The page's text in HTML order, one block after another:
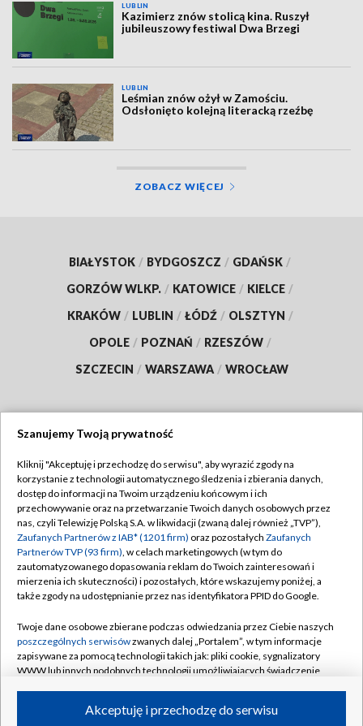
LUBLIN
Kazimierz znów stolicą kina. Ruszył
jubileuszowy festiwal Dwa Brzegi
LUBLIN
Leśmian znów ożył w Zamościu.
Odsłonięto kolejną literacką rzeźbę
ZOBACZ WIĘCEJ
BIAŁYSTOK / BYDGOSZCZ / GDAŃSK /
GORZÓW WLKP. / KATOWICE / KIELCE /
KRAKÓW / LUBLIN / ŁÓDŹ / OLSZTYN /
OPOLE / POZNAŃ / RZESZÓW /
SZCZECIN / WARSZAWA / WROCŁAW
TVP
Abonament TVP
Emisja w TVP
Centrum informacji TVP
Naziemna Telewizja Cyfrowa
Rada Programowa
System NOS
Informacje o nadawcy
Program dla prasy
Regulamin TVP
Polityka prywatności
Moje zgody
Pomoc
Kontakt
Kanały
Szanujemy Twoją prywatność
Kliknij "Akceptuję i przechodzę do serwisu", aby wyrazić zgody na
korzystanie z technologii automatycznego śledzenia i zbierania danych,
dostęp do informacji na Twoim urządzeniu końcowym i ich
przechowywanie oraz na przetwarzanie Twoich danych osobowych przez
nas, czyli Telewizję Polską S.A. w likwidacji (zwaną dalej również „TVP”),
Zaufanych Partnerów z IAB* (1201 firm) oraz pozostałych Zaufanych
Partnerów TVP (93 firm), w celach marketingowych (w tym do
zautomatyzowanego dopasowania reklam do Twoich zainteresowań i
mierzenia ich skuteczności) i pozostałych, które wskazujemy poniżej, a
także zgody na udostępnianie przez nas identyfikatora PPID do Google.
Twoje dane osobowe zbierane podczas odwiedzania przez Ciebie naszych
poszczególnych serwisówzwanych dalej „Portalem”, w tym informacje
zapisywane za pomocą technologii takich jak: pliki cookie, sygnalizatory
WWW lub innych podobnych technologii umożliwiających świadczenie
ruchu w Internecie.Akceptuję i przechodzę do serwisu